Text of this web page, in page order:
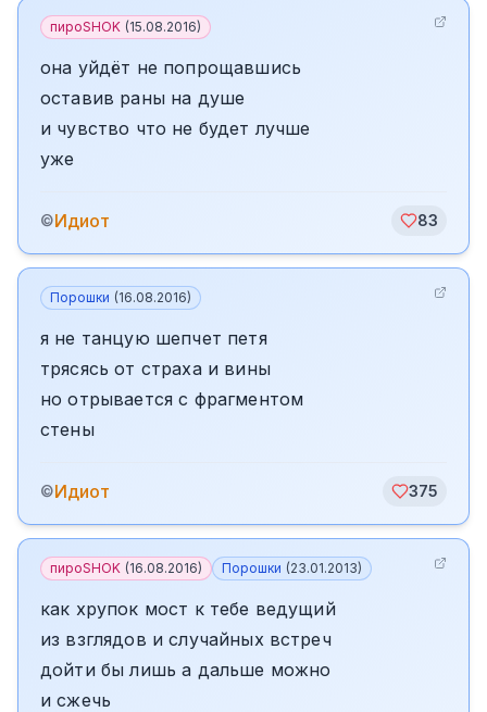
пироSHOK (15.08.2016)
она уйдёт не попрощавшись
оставив раны на душе
и чувство что не будет лучше
уже
©Идиот 83
Порошки (16.08.2016)
я не танцую шепчет петя
трясясь от страха и вины
но отрывается с фрагментом
стены
©Идиот 375
пироSHOK (16.08.2016) Порошки (23.01.2013)
как хрупок мост к тебе ведущий
из взглядов и случайных встреч
дойти бы лишь а дальше можно
и сжечь